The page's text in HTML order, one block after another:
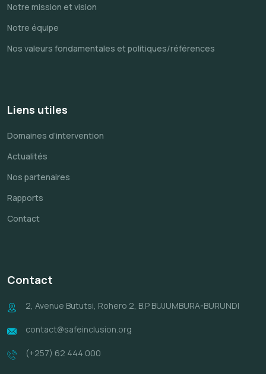
Notre mission et vision
Notre équipe
Nos valeurs fondamentales et politiques/références
Liens utiles
Domaines d’intervention
Actualités
Nos partenaires
Rapports
Contact
Contact
2, Avenue Bututsi, Rohero 2, B.P BUJUMBURA-BURUNDI
contact@safeinclusion.org
(+257) 62 444 000